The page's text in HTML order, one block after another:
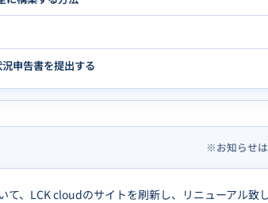
申告書を提出する
※お知らせ
て、LCK cloudのサイトを刷新し、リニューアル致